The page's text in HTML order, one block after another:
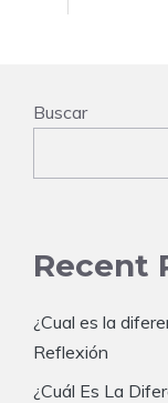
Buscar
Recent
¿Cual es la
Reflexión
¿Cuál Es La